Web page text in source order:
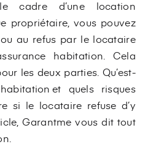
cadre d’une location
propriétaire, vous pouvez
au refus par le locataire
habitation. Cela
les deux parties. Qu’est-
et quels risques
si le locataire refuse d’y
Garantme vous dit tout